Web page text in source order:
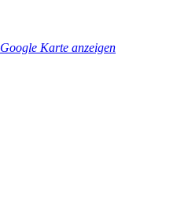
Google Karte anzeigen